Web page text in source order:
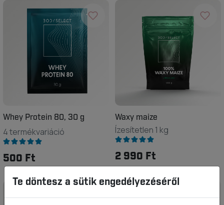
Whey Protein 80, 30 g
4 termékvariáció
500 Ft
Waxy maize
Ízesítetlen 1 kg
2 990 Ft
Te döntesz a sütik engedélyezéséről